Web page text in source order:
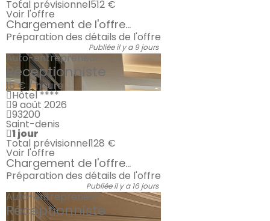
Total prévisionnel512 €
Voir l'offre
Chargement de l'offre...
Préparation des détails de l'offre
Publiée il y a 9 jours
Auto-entrepreneur
Réceptionniste
16 € / heure
Hôtel ****
9 août 2026
93200
Saint-denis
1 jour
Total prévisionnel128 €
Voir l'offre
Chargement de l'offre...
Préparation des détails de l'offre
Publiée il y a 16 jours
Auto-entrepreneur
Réceptionniste